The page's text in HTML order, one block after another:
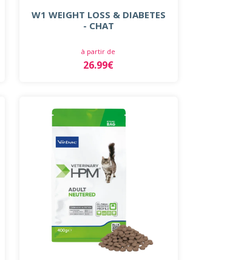
W1 WEIGHT LOSS & DIABETES
- CHAT
à partir de
26.99€